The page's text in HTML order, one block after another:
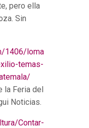
pero ella
Sin
1406/loma
temas-
la Feria del
Noticias.
Contar-